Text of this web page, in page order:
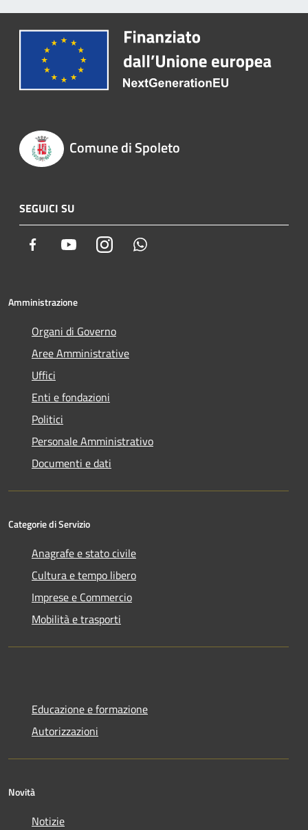
Comune di Spoleto
SEGUICI SU
Facebook YoutubeInstagram
Amministrazione
Organi di Governo
Aree Amministrative
Uffici
Enti e fondazioni
Politici
Personale Amministrativo
Documenti e dati
Categorie di Servizio
Anagrafe e stato civile
Cultura e tempo libero
Imprese e Commercio
Mobilità e trasporti
Educazione e formazione
Autorizzazioni
Novità
Notizie